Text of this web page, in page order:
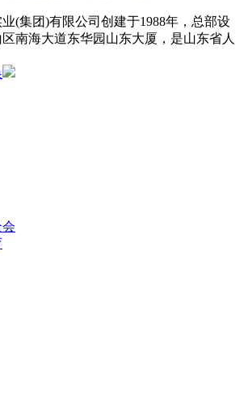
(集团)有限公司创建于1988年，总部设
南海大道东华园山东大厦，是山东省人